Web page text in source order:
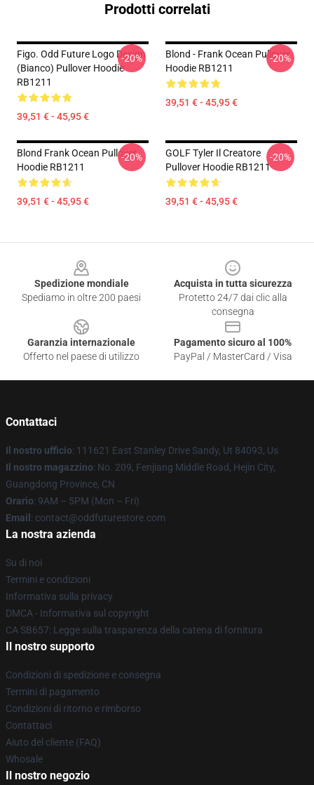
Prodotti correlati
Figo. Odd Future Logo Design
(bianco) Pullover Hoodie
RB1211
39,51 € - 45,95 €
-20%
Blond - Frank Ocean Pullover
Hoodie RB1211
39,51 € - 45,95 €
-20%
Blond Frank Ocean Pullover
Hoodie RB1211
39,51 € - 45,95 €
-20%
GOLF Tyler Il Creatore
Pullover Hoodie RB1211
39,51 € - 45,95 €
-20%
Spedizione mondiale
Spediamo in oltre 200 paesi
Acquista in tutta sicurezza
Protetto 24/7 dai clic alla
consegna
Garanzia internazionale
Offerto nel paese di utilizzo
Pagamento sicuro al 100%
PayPal / MasterCard / Visa
Contattaci
Il nostro ufficio: 111621 East Stanley Drive Sandy, Ut 84093, Us
Il nostro magazzino: No. 209, Fenjiang Middle Road, Hejin City,
Guangdong Province, CN
Orario: 9AM – 5PM (Mon – Fri)
Email : contact@oddfuturestore.com
La nostra azienda
Su di noi
Termini e condizioni
Informativa sulla privacy
DMCA - Informativa sul copyright
CA SB657: Legge sulla trasparenza della catena di fornitura
Il nostro supporto
Condizioni di spedizione e consegna
Termini di pagamento
Condizioni di ritorno e rimborso
Contattaci
Aiuto del cliente (FAQ)
Whosale
Il nostro negozio